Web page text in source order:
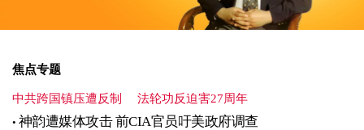
焦点专题
中共跨国镇压遭反制 法轮功反迫害27周年
神韵遭媒体攻击 前CIA官员吁美政府调查